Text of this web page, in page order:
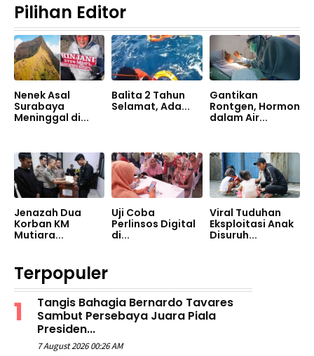
Pilihan Editor
Nenek Asal
Surabaya
Meninggal di...
Balita 2 Tahun
Selamat, Ada...
Gantikan
Rontgen, Hormon
dalam Air...
Jenazah Dua
Korban KM
Mutiara...
Uji Coba
Perlinsos Digital
di...
Viral Tuduhan
Eksploitasi Anak
Disuruh...
Terpopuler
Tangis Bahagia Bernardo Tavares
Sambut Persebaya Juara Piala
Presiden...
7 August 2026 00:26 AM